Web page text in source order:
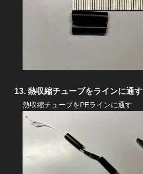
熱収縮チューブをラインに通す
熱収縮チューブをPEラインに通す